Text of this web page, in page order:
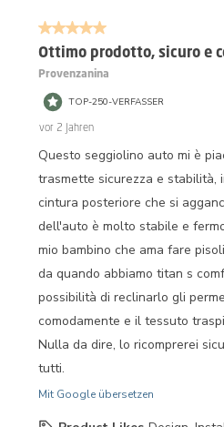
5 von 5 Sternen.
Ottimo prodotto, sicuro e
Provenzanina
TOP-250-VERFASSER
vor 2 Jahren
Questo seggiolino auto mi è
trasmette sicurezza e stabilità,
cintura posteriore che si
dell'auto è molto stabile e
mio bambino che ama fare
da quando abbiamo titan s
possibilità di reclinarlo gli
comodamente e il tessuto
Nulla da dire, lo ricomprerei
tutti.
Mit Google übersetzen